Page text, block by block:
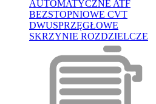
AUTOMATYCZNE ATF
BEZSTOPNIOWE CVT
DWUSPRZĘGŁOWE
SKRZYNIE ROZDZIELCZE